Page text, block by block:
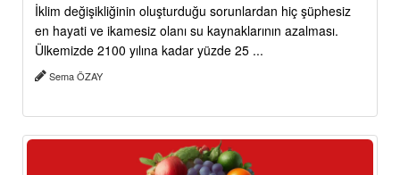
İklim değişikliğinin oluşturduğu sorunlardan hiç şüphesiz
en hayati ve ikamesiz olanı su kaynaklarının azalması.
Ülkemizde 2100 yılına kadar yüzde 25 ...
Sema ÖZAY